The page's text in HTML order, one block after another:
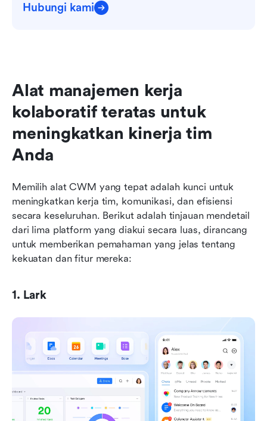
Hubungi kami
Alat manajemen kerja
kolaboratif teratas untuk
meningkatkan kinerja tim
Anda
Memilih alat CWM yang tepat adalah kunci untuk
meningkatkan kerja tim, komunikasi, dan efisiensi
secara keseluruhan. Berikut adalah tinjauan mendetail
dari lima platform yang diakui secara luas, dirancang
untuk memberikan pemahaman yang jelas tentang
kekuatan dan fitur mereka:
1. Lark